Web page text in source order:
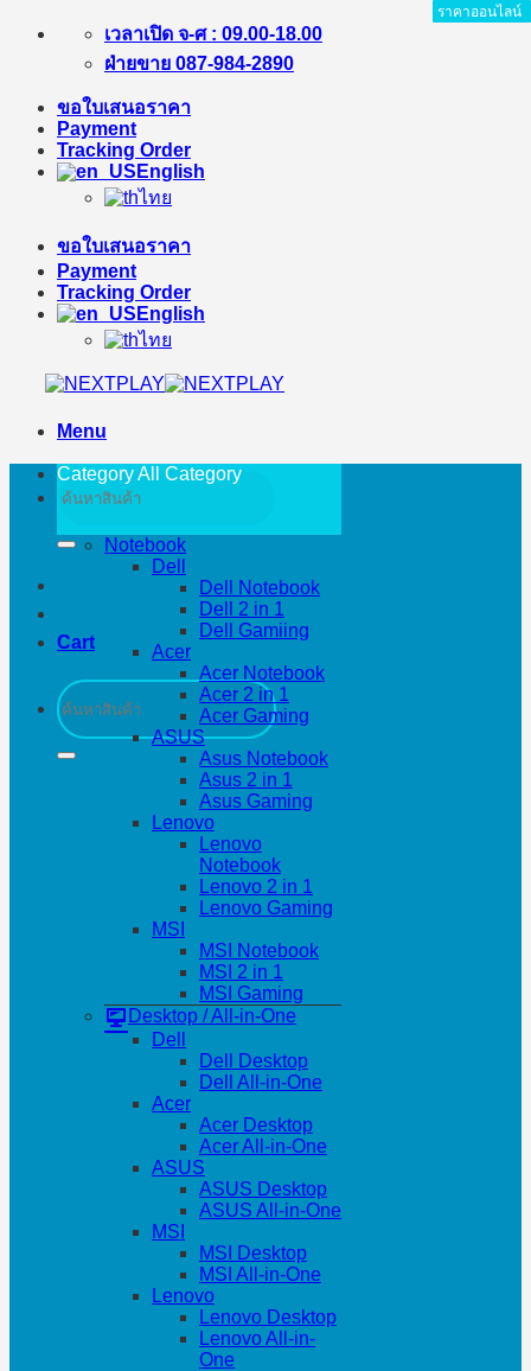
Skip
เวลาเปิด จ-ศ : 09.00-18.00
ฝ่ายขาย 087-984-2890
ขอใบเสนอราคา
Payment
Tracking Order
English
ไทย
ขอใบเสนอราคา
Payment
Tracking Order
English
ไทย
Menu
Search
for:
Cart
Search
for:
Category All Category
Notebook
Dell
Dell Notebook
Dell 2 in 1
Dell Gamiing
Acer
Acer Notebook
Acer 2 in 1
Acer Gaming
ASUS
Asus Notebook
Asus 2 in 1
Asus Gaming
Lenovo
Lenovo
Notebook
Lenovo 2 in 1
Lenovo Gaming
MSI
MSI Notebook
MSI 2 in 1
MSI Gaming
Desktop / All-in-One
Dell
Dell Desktop
Dell All-in-One
Acer
Acer Desktop
Acer All-in-One
ASUS
ASUS Desktop
ASUS All-in-One
MSI
MSI Desktop
MSI All-in-One
Lenovo
Lenovo Desktop
Lenovo All-in-
One
ราคาออนไลน์
ราคาออนไลน์
ราคาออนไลน์
ราคาออนไลน์
ราคาออนไลน์
ราคาออนไลน์
ราคาออนไลน์
ราคาออนไลน์
ราคาออนไลน์
ราคาออนไลน์
ราคาออนไลน์
ราคาออนไลน์
ราคาออนไลน์
ราคาออนไลน์
ราคาออนไลน์